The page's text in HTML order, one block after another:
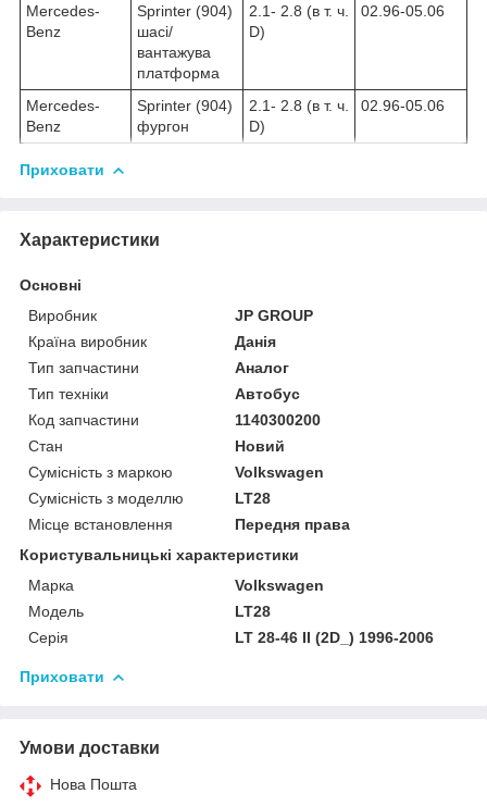
Mercedes-
Benz
Sprinter (904)
шасі/
вантажува
платформа
2.1- 2.8 (в т. ч.
D)
02.96-05.06
Mercedes-
Benz
Sprinter (904)
фургон
2.1- 2.8 (в т. ч.
D)
02.96-05.06
Приховати
Характеристики
Основні
Виробник
JP GROUP
Країна виробник
Данія
Тип запчастини
Аналог
Тип техніки
Автобус
Код запчастини
1140300200
Стан
Новий
Сумісність з маркою
Volkswagen
Сумісність з моделлю
LT28
Місце встановлення
Передня права
Користувальницькі характеристики
Марка
Volkswagen
Модель
LT28
Серія
LT 28-46 II (2D_) 1996-2006
Приховати
Умови доставки
Нова Пошта